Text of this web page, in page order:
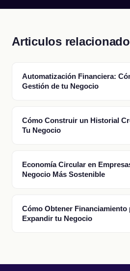
Articulos
Automatización Financiera:
Gestión de tu Negocio
Cómo Construir un Historial
Tu Negocio
Economía Circular en
Negocio Más Sostenible
Cómo Obtener Financiamiento
Expandir tu Negocio